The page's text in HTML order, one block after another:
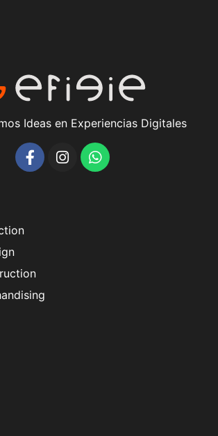
Ideas en Experiencias Digitales